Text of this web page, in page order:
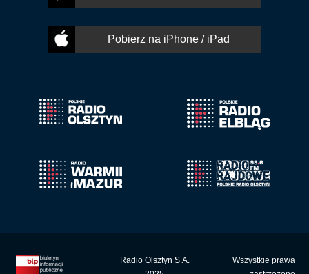
Pobierz na iPhone / iPad
Radio Olsztyn S.A.
Wszystkie prawa